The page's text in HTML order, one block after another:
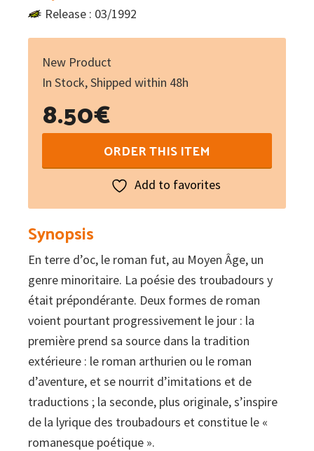
Release : 03/1992
New Product
In Stock, Shipped within 48h
8.50€
occitanes
quantity
ORDER THIS ITEM
Add to favorites
Synopsis
En terre d’oc, le roman fut, au Moyen Âge, un
genre minoritaire. La poésie des troubadours y
était prépondérante. Deux formes de roman
voient pourtant progressivement le jour : la
première prend sa source dans la tradition
extérieure : le roman arthurien ou le roman
d’aventure, et se nourrit d’imitations et de
traductions ; la seconde, plus originale, s’inspire
de la lyrique des troubadours et constitue le «
romanesque poétique ».